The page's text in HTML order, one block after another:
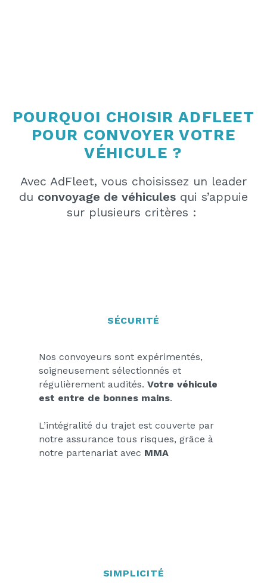
POURQUOI CHOISIR ADFLEET
POUR CONVOYER VOTRE
VÉHICULE ?
Avec AdFleet, vous choisissez un leader
du convoyage de véhicules qui s’appuie
sur plusieurs critères :
SÉCURITÉ
Nos convoyeurs sont expérimentés,
soigneusement sélectionnés et
régulièrement audités. Votre véhicule
est entre de bonnes mains.
L’intégralité du trajet est couverte par
notre assurance tous risques, grâce à
notre partenariat avec MMA
SIMPLICITÉ